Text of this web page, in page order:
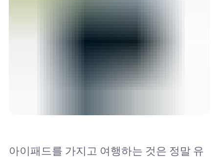
아이패드를 가지고 여행하는 것은 정말 유